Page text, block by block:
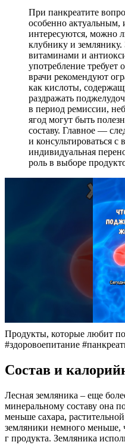
При панкреатите
особенно
интересуются, можно
клубнику и
витаминами и
употребление требует
врачи рекомендуют
как кислоты,
раздражать
в период ремиссии,
ягод могут быть
составу. Главное —
и консультироваться
индивидуальная
роль в выборе
Продукты, которые любит
#здоровоепитание
Состав и
Лесная земляника – еще
минеральному составу она
меньше сахара,
земляники немного меньше,
г продукта. Земляника